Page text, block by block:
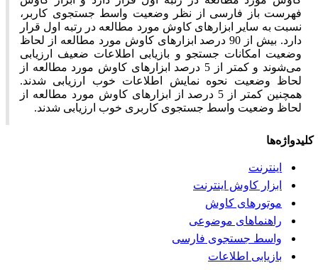
فهرست باز فارسی از نظر وضعیت واسط جستجوی کاربر،
نسبت به سایر ابزارهای کاوش مورد مطالعه در رتبه اول قرار
دارد. بیش از 90 درصد ابزارهای کاوش مورد مطالعه از لحاظ
وضعیت امکانات جستجو و بازیابی اطلاعات ضعیف ارزیابی
می‌شوند و کمتر از 5 درصد ابزارهای کاوش مورد مطالعه از
لحاظ وضعیت نحوه نمایش اطلاعات خوب ارزیابی شدند.
همچنین کمتر از 5 درصد از ابزارهای کاوش مورد مطالعه از
لحاظ وضعیت واسط جستجوی کاربری خوب ارزیابی شدند.
کلیدواژه‌ها
اینترنت
ابزار کاوش اینترنت
موتورهای کاوش
راهنماهای موضوعی
واسط جستجوی فارسی
بازیابی اطلاعات